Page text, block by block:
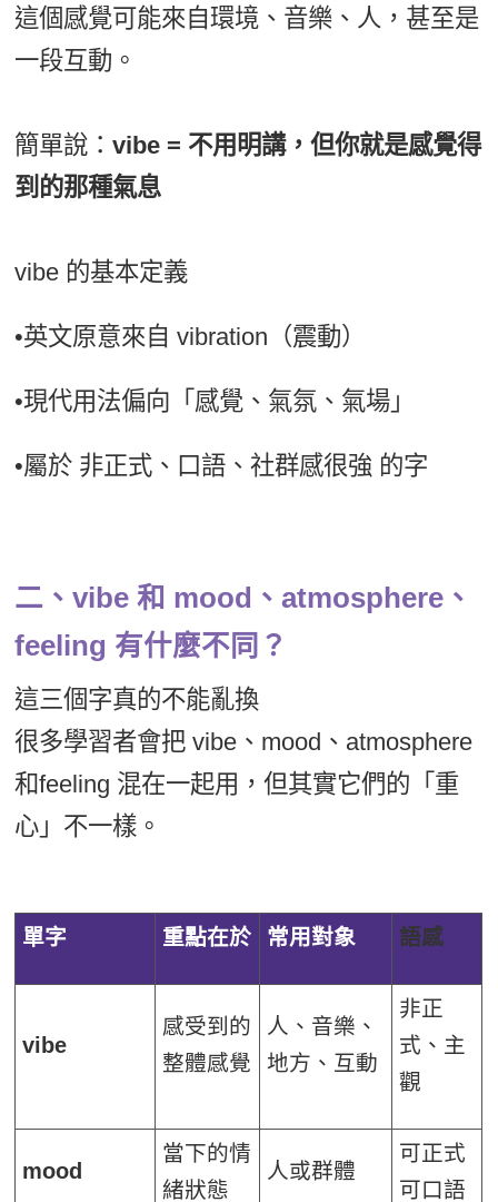
這個感覺可能來自環境、音樂、人，甚至是
一段互動。
簡單說：vibe = 不用明講，但你就是感覺得
到的那種氣息
vibe 的基本定義
•英文原意來自 vibration（震動）
•現代用法偏向「感覺、氣氛、氣場」
•屬於 非正式、口語、社群感很強 的字
二、vibe 和 mood、atmosphere、
feeling 有什麼不同？
這三個字真的不能亂換
很多學習者會把 vibe、mood、atmosphere
和feeling 混在一起用，但其實它們的「重
心」不一樣。
單字 重點在於 常用對象 語感
vibe
感受到的
整體感覺
人、音樂、
地方、互動
非正
式、主
觀
mood
當下的情
緒狀態
人或群體
可正式
可口語